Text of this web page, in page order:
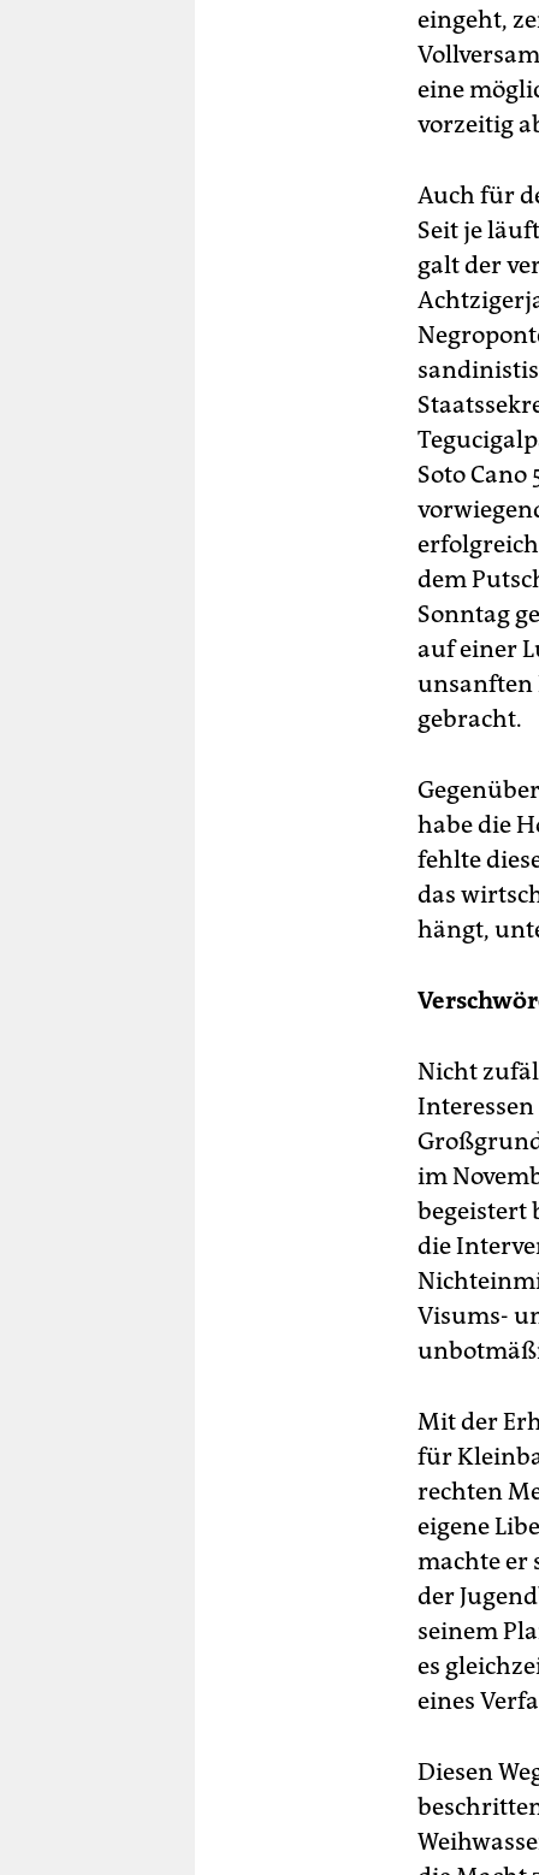
eingeht,
eine
vorzeitig
Auch für
Seit je
galt der
Soto
dem
Sonntag
auf einer
unsanften
gebracht.
habe die
fehlte
das
hängt,
Nicht
im
begeistert
die
Visums-
Mit der
für
rechten
eigene
machte er
der
seinem
es
eines
Diesen